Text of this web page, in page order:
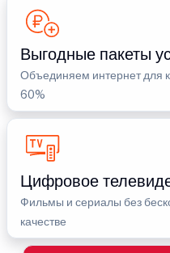
Выгодные пакеты
Объединяем интернет для
60%
Цифровое
Фильмы и сериалы без
качестве